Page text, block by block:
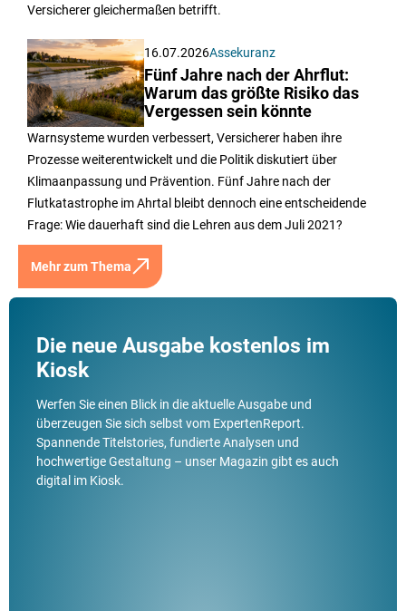
Versicherer gleichermaßen betrifft.
16.07.2026Assekuranz
Fünf Jahre nach der Ahrflut:
Warum das größte Risiko das
Vergessen sein könnte
Warnsysteme wurden verbessert, Versicherer haben ihre
Prozesse weiterentwickelt und die Politik diskutiert über
Klimaanpassung und Prävention. Fünf Jahre nach der
Flutkatastrophe im Ahrtal bleibt dennoch eine entscheidende
Frage: Wie dauerhaft sind die Lehren aus dem Juli 2021?
Mehr zum Thema
Die neue Ausgabe kostenlos im
Kiosk
Werfen Sie einen Blick in die aktuelle Ausgabe und
überzeugen Sie sich selbst vom ExpertenReport.
Spannende Titelstories, fundierte Analysen und
hochwertige Gestaltung – unser Magazin gibt es auch
digital im Kiosk.